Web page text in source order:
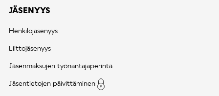
u
s
JÄSENYYS
Henkilöjäsenyys
Liittojäsenyys
Jäsenmaksujen työnantajaperintä
Jäsentietojen päivittäminen